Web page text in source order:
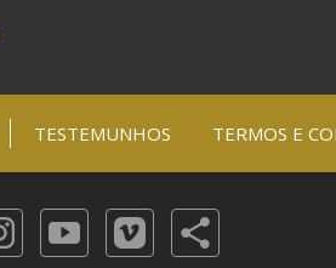
TESTEMUNHOS TERMOS E